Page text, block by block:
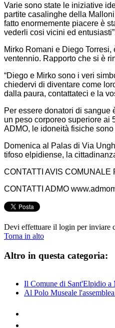
Varie sono state le iniziative
partite casalinghe della
fatto enormemente piacere è
vederli cosi vicini ed
Mirko Romani e Diego
ventennio. Rapporto che si è
“Diego e Mirko sono i veri
chiedervi di diventare come
dalla paura, contattateci e la
Per essere donatori di
un peso corporeo superiore ai
ADMO, le idoneità fisiche
Domenica al Palas di Via
tifoso elpidiense, la
CONTATTI AVIS COMUNALE
CONTATTI ADMO
Devi effettuare il login per inviare
Torna in alto
Altro in questa categoria:
Il Comune di Sant'Elpidio a
Al Polo Museale